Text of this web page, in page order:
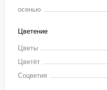
осенью
Цветение
Цветы
Цветёт
Соцветия